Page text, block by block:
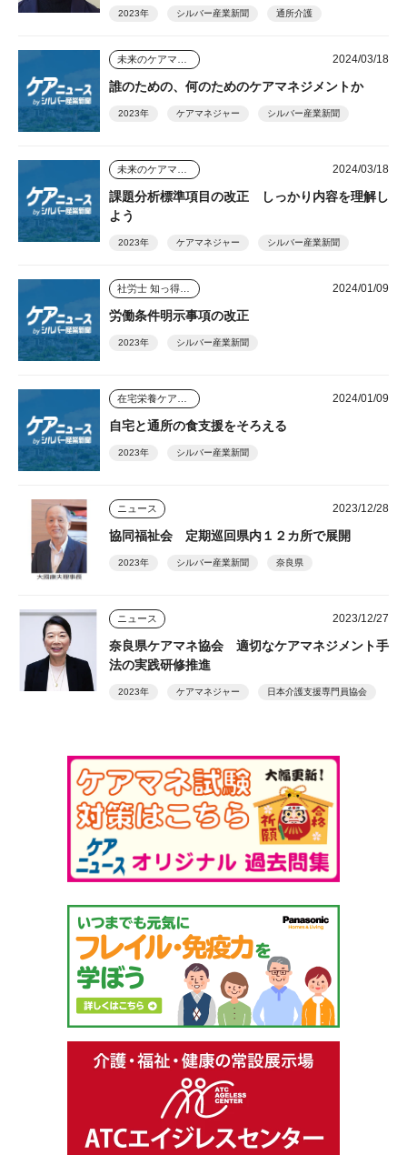
2023年 シルバー産業新聞 通所介護
2024/03/18
誰のための、何のためのケアマネジメントか
2023年 ケアマネジャー シルバー産業新聞
2024/03/18
課題分析標準項目の改正 しっかり内容を理解し
よう
2023年 ケアマネジャー シルバー産業新聞
2024/01/09
労働条件明示事項の改正
2023年 シルバー産業新聞
2024/01/09
自宅と通所の食支援をそろえる
2023年 シルバー産業新聞
ニュース 2023/12/28
協同福祉会 定期巡回県内１２カ所で展開
2023年 シルバー産業新聞 奈良県
ニュース 2023/12/27
奈良県ケアマネ協会 適切なケアマネジメント手
法の実践研修推進
2023年 ケアマネジャー 日本介護支援専門員協会